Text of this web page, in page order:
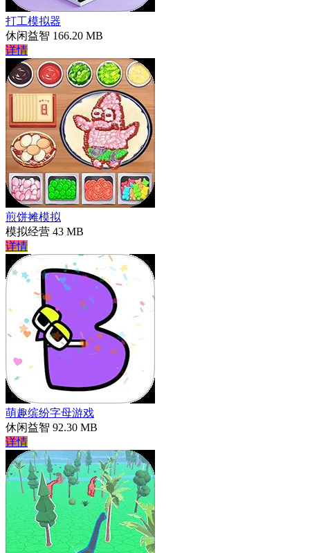
打工模拟器
休闲益智 166.20 MB
详情
煎饼摊模拟
模拟经营 43 MB
详情
萌趣缤纷字母游戏
休闲益智 92.30 MB
详情